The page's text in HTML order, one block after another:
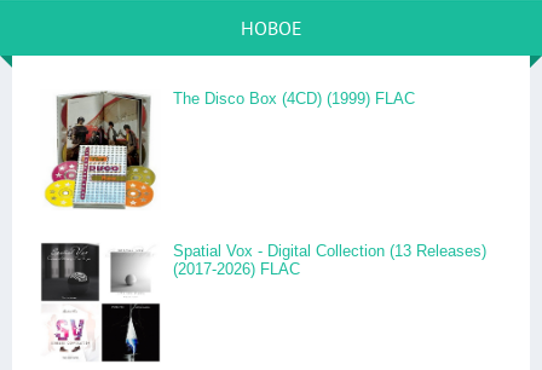
НОВОЕ
The Disco Box (4CD) (1999) FLAC
Spatial Vox - Digital Collection (13 Releases)
(2017-2026) FLAC